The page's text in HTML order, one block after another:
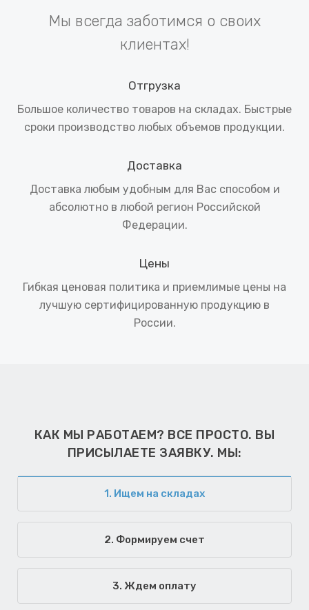
Мы всегда заботимся о своих
клиентах!
Отгрузка
Большое количество товаров на складах. Быстрые
сроки производство любых объемов продукции.
Доставка
Доставка любым удобным для Вас способом и
абсолютно в любой регион Российской
Федерации.
Цены
Гибкая ценовая политика и приемлимые цены на
лучшую сертифицированную продукцию в
России.
КАК МЫ РАБОТАЕМ? ВСЕ ПРОСТО. ВЫ
ПРИСЫЛАЕТЕ ЗАЯВКУ. МЫ:
1. Ищем на складах
2. Формируем счет
3. Ждем оплату